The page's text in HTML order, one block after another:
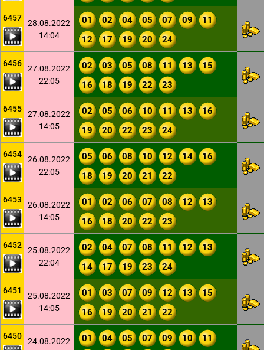
6457
28.08.2022
14:04
01 02 04 05 07 09
11
12
17 19 20 24
6456
27.08.2022
22:05
02 03 05 08 11 13
15
16
18 19 22 23
6455
27.08.2022
14:05
02 05 06 10 11 13
16
19
20 22 23 24
6454
26.08.2022
22:05
05 06 08 10 12 14
16
18
19 20 21 22
6453
26.08.2022
14:05
01 02 06 07 08 12
13
16
18 20 22 23
6452
25.08.2022
22:04
02 04 07 08 11 12
13
14
17 19 23 24
6451
25.08.2022
14:05
01 03 07 09 12 13
15
16
19 20 21 22
6450
24.08.2022
01 04 05 07 09 10
11